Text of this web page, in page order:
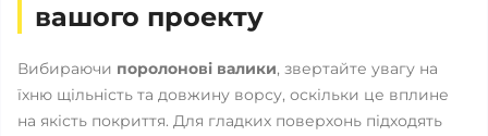
вашого проекту
Вибираючи поролонові валики, звертайте увагу на
їхню щільність та довжину ворсу, оскільки це вплине
на якість покриття. Для гладких поверхонь підходять